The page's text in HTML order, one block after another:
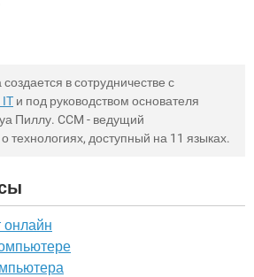
в сотрудничестве с
IT и под руководством основателя
Пиллу. CCM - ведущий
технологиях, доступный на 11 языках.
онлайн